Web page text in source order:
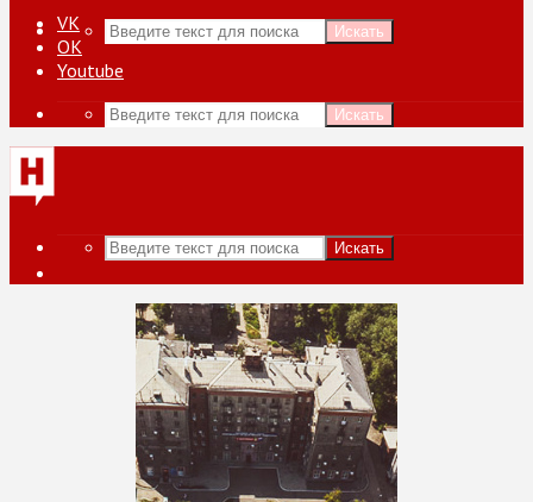
Искать
VK
ОК
Youtube
Искать
Искать